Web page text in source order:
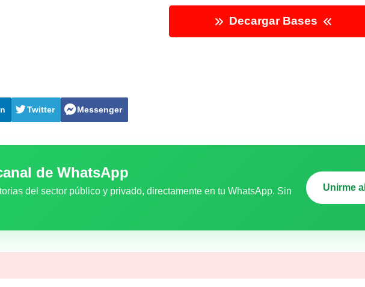
Twitter Messenger
Decargar Bases
de WhatsApp
del sector público y privado, directamente en tu WhatsApp. Sin
Unirme